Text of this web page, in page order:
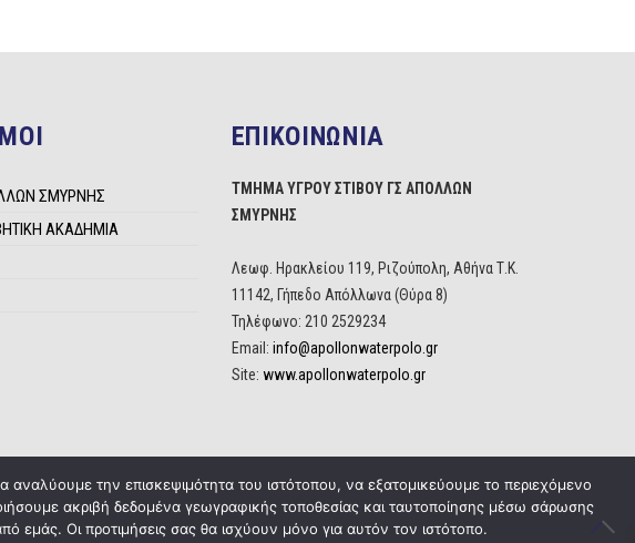
ΣΜΥΡΝΗΣ
ΑΚΑΔΗΜΙΑ
ΕΠΙΚΟΙΝΩΝΙΑ
ΤΜΗΜΑ ΥΓΡΟΥ ΣΤΙΒΟΥ ΓΣ ΑΠΟΛΛΩΝ
ΣΜΥΡΝΗΣ
Λεωφ. Ηρακλείου 119, Ριζούπολη, Αθήνα Τ.Κ.
11142, Γήπεδο Απόλλωνα (Θύρα 8)
Τηλέφωνο: 210 2529234
Email: info@apollonwaterpolo.gr
Site: www.apollonwaterpolo.gr
Five Media
την επισκεψιμότητα του ιστότοπου, να εξατομικεύουμε το περιεχόμενο
ακριβή δεδομένα γεωγραφικής τοποθεσίας και ταυτοποίησης μέσω σάρωσης
εμάς. Οι προτιμήσεις σας θα ισχύουν μόνο για αυτόν τον ιστότοπο.